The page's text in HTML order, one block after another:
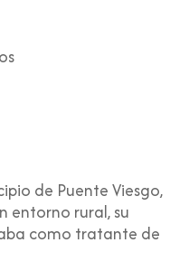
de Puente Viesgo,
entorno rural, su
como tratante de